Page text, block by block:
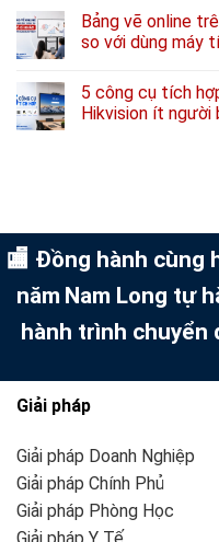
Bảng vẽ online
so với dùng máy
5 công cụ tích
Hikvision ít người
🏬 Đồng hành cùng
năm Nam Long tự
hành trình chuyển
Giải pháp
Giải pháp Doanh Nghiệp
Giải pháp Chính Phủ
Giải pháp Phòng Học